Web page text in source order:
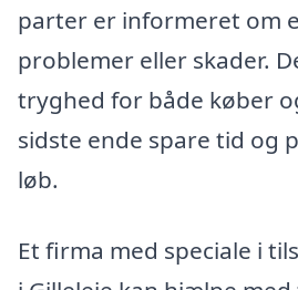
parter er informeret om
problemer eller skader.
tryghed for både køber
sidste ende spare tid og
løb.
Et firma med speciale i